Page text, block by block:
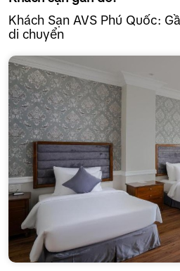
Khách Sạn AVS Phú Quốc:
di chuyển